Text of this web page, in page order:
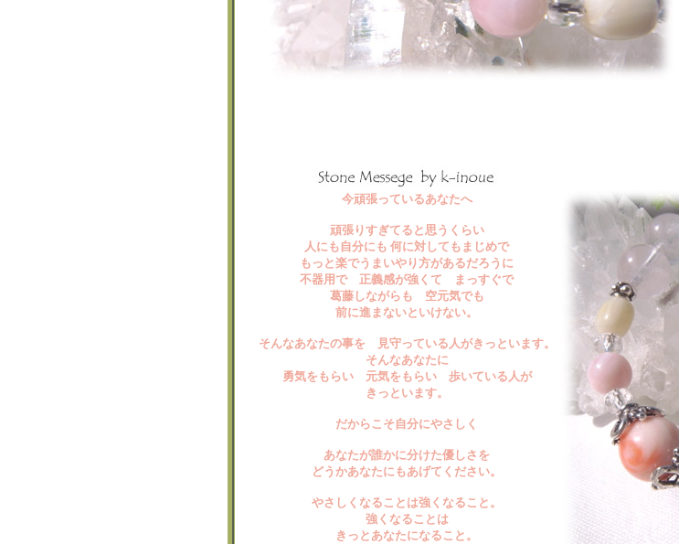
今頑張っているあなたへ
頑張りすぎてると思うくらい
人にも自分にも 何に対してもまじめで
もっと楽でうまいやり方があるだろうに
不器用で 正義感が強くて まっすぐで
葛藤しながらも 空元気でも
前に進まないといけない。
そんなあなたの事を 見守っている人がきっといます。
そんなあなたに
勇気をもらい 元気をもらい 歩いている人が
きっといます。
だからこそ自分にやさしく
あなたが誰かに分けた優しさを
どうかあなたにもあげてください。
やさしくなることは強くなること。
強くなることは
きっとあなたになること。